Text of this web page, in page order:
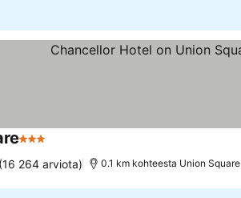
3 Tähtiluokitus
(16 264 arviota) 0.1 km kohteesta Union Square